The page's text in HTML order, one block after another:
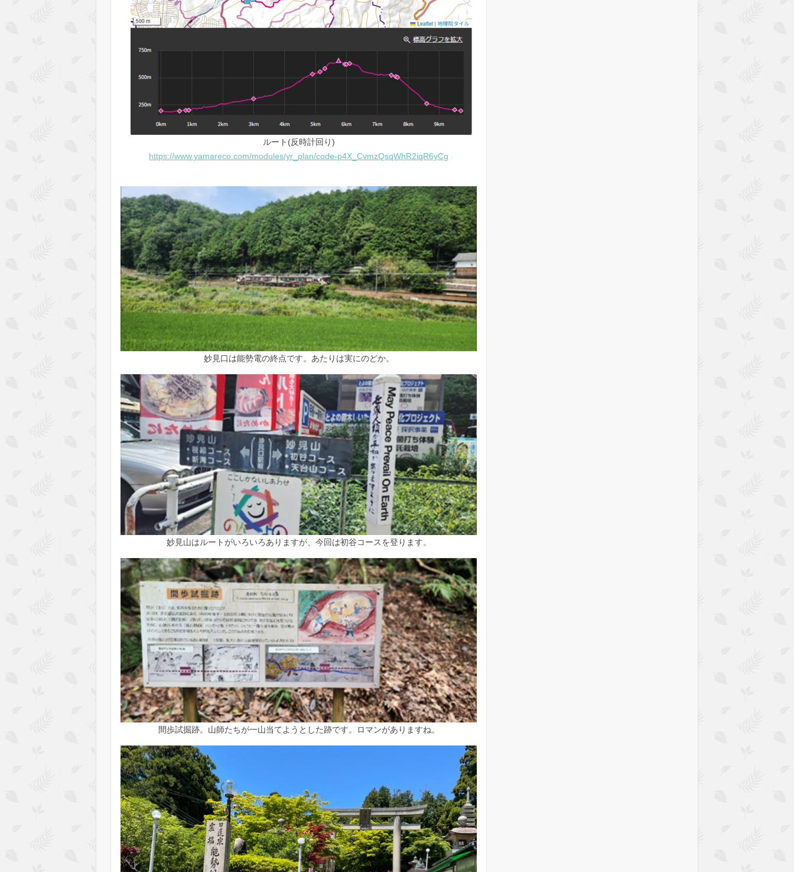
ルート(反時計回り)
https://www.yamareco.com/modules/yr_plan/code-p4X_CvmzQsqWhR2iqR6yCg
妙見口は能勢電の終点です。あたりは実にのどか。
妙見山はルートがいろいろありますが、今回は初谷コースを登ります。
間歩試掘跡。山師たちが一山当てようとした跡です。ロマンがありますね。